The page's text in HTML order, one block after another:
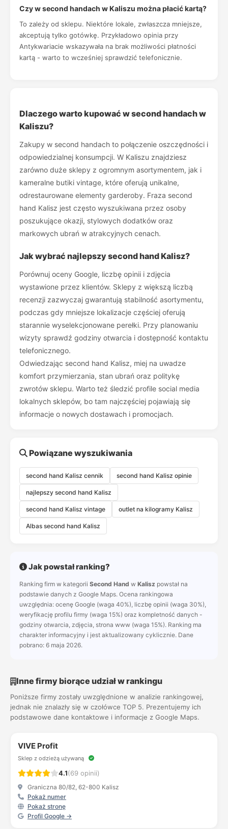
Czy w second handach w Kaliszu można płacić kartą?
To zależy od sklepu. Niektóre lokale, zwłaszcza mniejsze,
akceptują tylko gotówkę. Przykładowo opinia przy
Antykwariacie wskazywała na brak możliwości płatności
kartą - warto to wcześniej sprawdzić telefonicznie.
Dlaczego warto kupować w second handach w
Kaliszu?
Zakupy w second handach to połączenie oszczędności i
odpowiedzialnej konsumpcji. W Kaliszu znajdziesz
zarówno duże sklepy z ogromnym asortymentem, jak i
kameralne butiki vintage, które oferują unikalne,
odrestaurowane elementy garderoby. Fraza second
hand Kalisz jest często wyszukiwana przez osoby
poszukujące okazji, stylowych dodatków oraz
markowych ubrań w atrakcyjnych cenach.
Jak wybrać najlepszy second hand Kalisz?
Porównuj oceny Google, liczbę opinii i zdjęcia
wystawione przez klientów. Sklepy z większą liczbą
recenzji zazwyczaj gwarantują stabilność asortymentu,
podczas gdy mniejsze lokalizacje częściej oferują
starannie wyselekcjonowane perełki. Przy planowaniu
wizyty sprawdź godziny otwarcia i dostępność kontaktu
telefonicznego.
Odwiedzając second hand Kalisz, miej na uwadze
komfort przymierzania, stan ubrań oraz politykę
zwrotów sklepu. Warto też śledzić profile social media
lokalnych sklepów, bo tam najczęściej pojawiają się
informacje o nowych dostawach i promocjach.
Powiązane wyszukiwania
second hand Kalisz cennik second hand Kalisz opinie
najlepszy second hand Kalisz
second hand Kalisz vintage outlet na kilogramy Kalisz
Albas second hand Kalisz
Jak powstał ranking?
Ranking firm w kategorii Second Hand w Kalisz powstał na
podstawie danych z Google Maps. Ocena rankingowa
uwzględnia: ocenę Google (waga 40%), liczbę opinii (waga 30%),
weryfikację profilu firmy (waga 15%) oraz kompletność danych -
godziny otwarcia, zdjęcia, strona www (waga 15%). Ranking ma
charakter informacyjny i jest aktualizowany cyklicznie. Dane
pobrano: 6 maja 2026.
Inne firmy biorące udział w rankingu
Poniższe firmy zostały uwzględnione w analizie rankingowej,
jednak nie znalazły się w czołówce TOP 5. Prezentujemy ich
podstawowe dane kontaktowe i informacje z Google Maps.
VIVE Profit
Sklep z odzieżą używaną
4.1(69 opinii)
Graniczna 80/82, 62-800 Kalisz
Pokaż numer
Pokaż stronę
Profil Google →